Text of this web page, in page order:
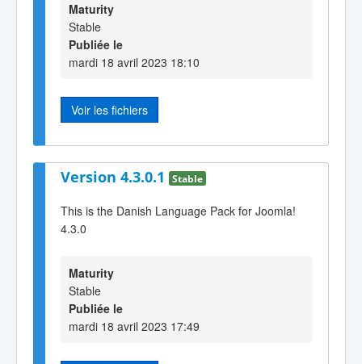
Maturity
Stable
Publiée le
mardi 18 avril 2023 18:10
Voir les fichiers
Version 4.3.0.1 Stable
This is the Danish Language Pack for Joomla!
4.3.0
Maturity
Stable
Publiée le
mardi 18 avril 2023 17:49